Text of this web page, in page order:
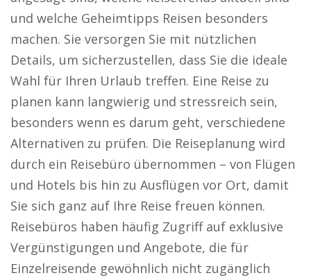
und welche Geheimtipps Reisen besonders
machen. Sie versorgen Sie mit nützlichen
Details, um sicherzustellen, dass Sie die ideale
Wahl für Ihren Urlaub treffen. Eine Reise zu
planen kann langwierig und stressreich sein,
besonders wenn es darum geht, verschiedene
Alternativen zu prüfen. Die Reiseplanung wird
durch ein Reisebüro übernommen – von Flügen
und Hotels bis hin zu Ausflügen vor Ort, damit
Sie sich ganz auf Ihre Reise freuen können.
Reisebüros haben häufig Zugriff auf exklusive
Vergünstigungen und Angebote, die für
Einzelreisende gewöhnlich nicht zugänglich